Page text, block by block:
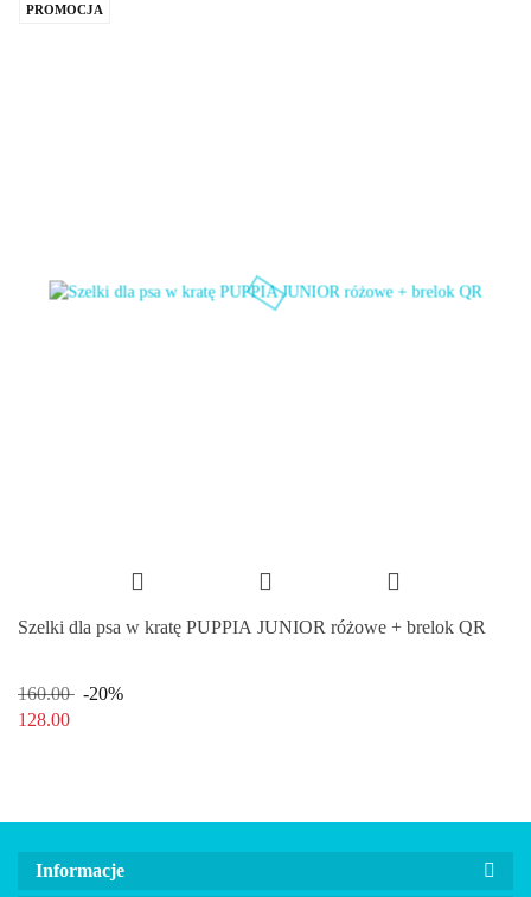
PROMOCJA
Szelki dla psa w kratę PUPPIA JUNIOR różowe + brelok QR
160.00
-20%
128.00
Informacje